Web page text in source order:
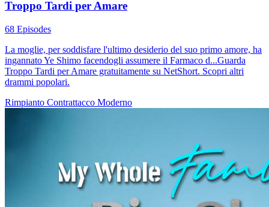
Troppo Tardi per Amare
68 Episodes
La moglie, per soddisfare l'ultimo desiderio del suo primo amore, ha
ingannato Ye Shimo facendogli assumere il Farmaco d...Guarda
Troppo Tardi per Amare gratuitamente su NetShort. Scopri altri
drammi popolari.
Rimpianto Contrattacco Moderno